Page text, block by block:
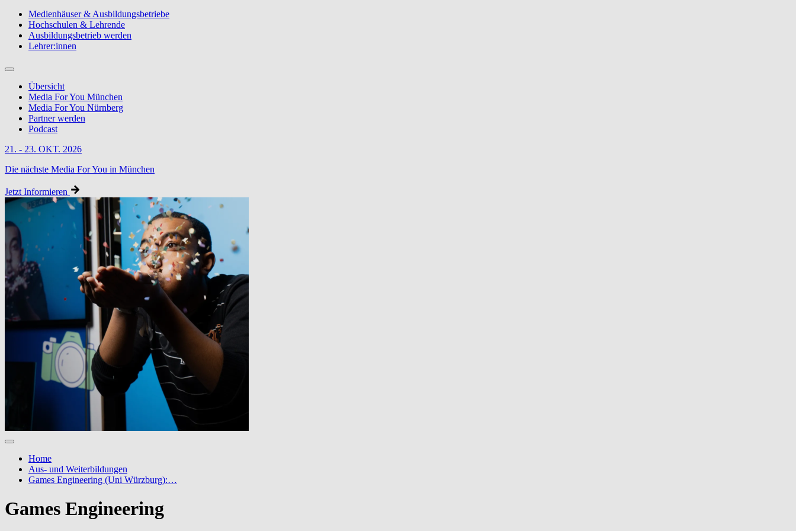
Medienhäuser & Ausbildungsbetriebe
Hochschulen & Lehrende
Ausbildungsbetrieb werden
Lehrer:innen
Übersicht
Media For You München
Media For You Nürnberg
Partner werden
Podcast
21. - 23. OKT. 2026
Die nächste Media For You in München
Jetzt Informieren
Home
Aus- und Weiterbildungen
Games Engineering (Uni Würzburg):…
Games Engineering